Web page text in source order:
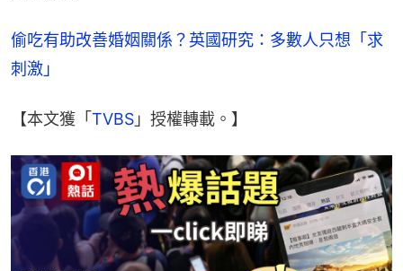
偷吃有助改善婚姻關係？英國研究：多數人只想「求
刺激」
【本文獲「TVBS 」授權轉載。】